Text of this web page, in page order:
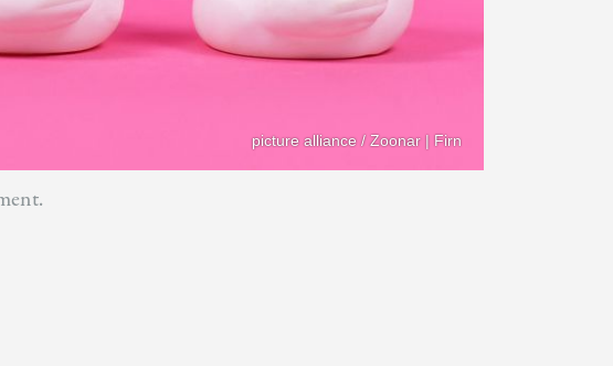
picture alliance / Zoonar | Firn